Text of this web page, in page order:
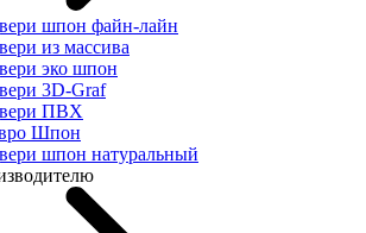
шпон файн-лайн
из массива
эко шпон
3D-Graf
ПВХ
Шпон
шпон натуральный